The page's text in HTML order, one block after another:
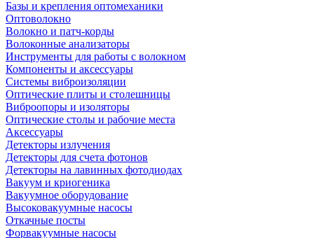
Базы и крепления оптомеханики
Оптоволокно
Волокно и патч-корды
Волоконные анализаторы
Инструменты для работы с волокном
Компоненты и аксессуары
Системы виброизоляции
Оптические плиты и столешницы
Виброопоры и изоляторы
Оптические столы и рабочие места
Аксессуары
Детекторы излучения
Детекторы для счета фотонов
Детекторы на лавинных фотодиодах
Вакуум и криогеника
Вакуумное оборудование
Высоковакуумные насосы
Откачные посты
Форвакуумные насосы